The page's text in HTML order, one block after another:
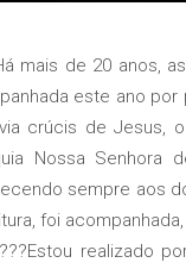
de 20 anos, as
este ano
crúcis de Jesus,
Nossa Senhora
sempre aos
foi
realizado por